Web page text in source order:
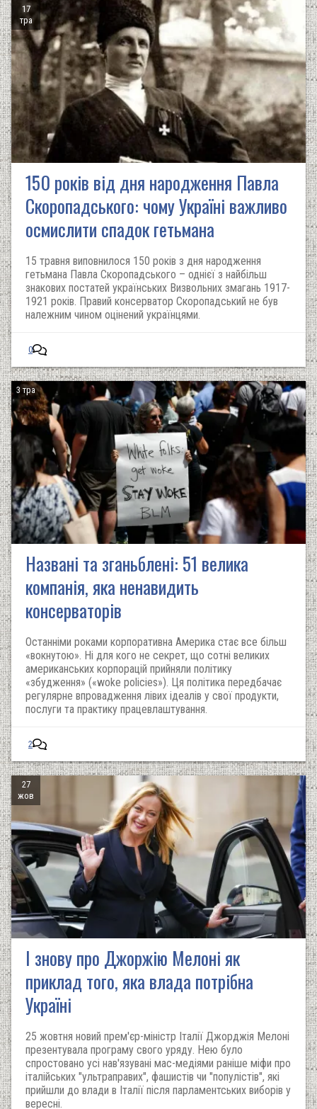
17
тра
150 років від дня народження Павла
Скоропадського: чому Україні важливо
осмислити спадок гетьмана
15 травня виповнилося 150 років з дня народження
гетьмана Павла Скоропадського – однієї з найбільш
знакових постатей українських Визвольних змагань 1917-
1921 років. Правий консерватор Скоропадський не був
належним чином оцінений українцями.
0
3 тра
Названі та зганьблені: 51 велика
компанія, яка ненавидить
консерваторів
Останніми роками корпоративна Америка стає все більш
«вокнутою». Ні для кого не секрет, що сотні великих
американських корпорацій прийняли політику
«збудження» («woke policies»). Ця політика передбачає
регулярне впровадження лівих ідеалів у свої продукти,
послуги та практику працевлаштування.
2
27
жов
І знову про Джоржію Мелоні як
приклад того, яка влада потрібна
Україні
25 жовтня новий прем'єр-міністр Італії Джорджія Мелоні
презентувала програму свого уряду. Нею було
спростовано усі нав'язувані мас-медіями раніше міфи про
італійських "ультраправих", фашистів чи "популістів", які
прийшли до влади в Італії після парламентських виборів у
вересні.